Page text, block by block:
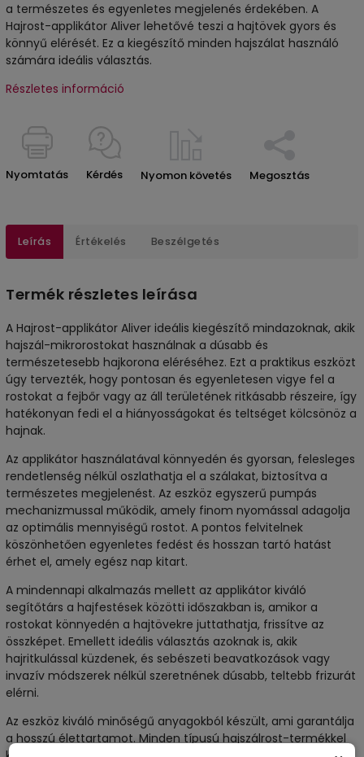
a természetes és egyenletes megjelenés érdekében. A
Hajrost-applikátor Aliver lehetővé teszi a hajtövek gyors és
könnyű elérését. Ez a kiegészítő minden hajszálat használó
számára ideális választás.
Részletes információ
Nyomtatás Kérdés Nyomon követés Megosztás
Leírás Értékelés Beszélgetés
Termék részletes leírása
A Hajrost-applikátor Aliver ideális kiegészítő mindazoknak, akik
hajszál-mikrorostokat használnak a dúsabb és
természetesebb hajkorona eléréséhez. Ezt a praktikus eszközt
úgy tervezték, hogy pontosan és egyenletesen vigye fel a
rostokat a fejbőr vagy az áll területének ritkásabb részeire, így
hatékonyan fedi el a hiányosságokat és teltséget kölcsönöz a
hajnak.
Az applikátor használatával könnyedén és gyorsan, felesleges
rendetlenség nélkül oszlathatja el a szálakat, biztosítva a
természetes megjelenést. Az eszköz egyszerű pumpás
mechanizmussal működik, amely finom nyomással adagolja
az optimális mennyiségű rostot. A pontos felvitelnek
köszönhetően egyenletes fedést és hosszan tartó hatást
érhet el, amely egész nap kitart.
A mindennapi alkalmazás mellett az applikátor kiváló
segítőtárs a hajfestések közötti időszakban is, amikor a
rostokat könnyedén a hajtövekre juttathatja, frissítve az
összképet. Emellett ideális választás azoknak is, akik
hajritkulással küzdenek, és sebészeti beavatkozások vagy
invazív módszerek nélkül szeretnének dúsabb, teltebb frizurát
elérni.
Az eszköz kiváló minőségű anyagokból készült, ami garantálja
a hosszú élettartamot. Minden típusú hajszálrost-termékkel